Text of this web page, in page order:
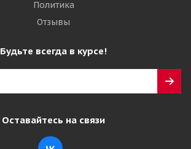
Политика
Отзывы
Будьте всегда в курсе!
Оставайтесь на связи